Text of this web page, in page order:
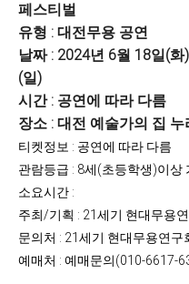
페스티벌
유형 : 대전무용 공연
날짜 : 2024년 6월 18일(
(일)
시간 : 공연에 따라 다름
장소 : 대전 예술가의 집
티켓정보 : 공연에 따라 다름
관람등급 : 8세(초등학생)이상
소요시간 :
주최/기획 : 21세기 현대무용
문의처 : 21세기 현대무용연
예매처 : 예매문의(010-6617-